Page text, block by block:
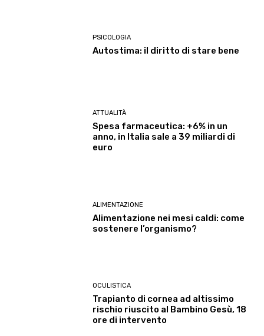
PSICOLOGIA
Autostima: il diritto di stare bene
ATTUALITÀ
Spesa farmaceutica: +6% in un
anno, in Italia sale a 39 miliardi di
euro
ALIMENTAZIONE
Alimentazione nei mesi caldi: come
sostenere l’organismo?
OCULISTICA
Trapianto di cornea ad altissimo
rischio riuscito al Bambino Gesù, 18
ore di intervento